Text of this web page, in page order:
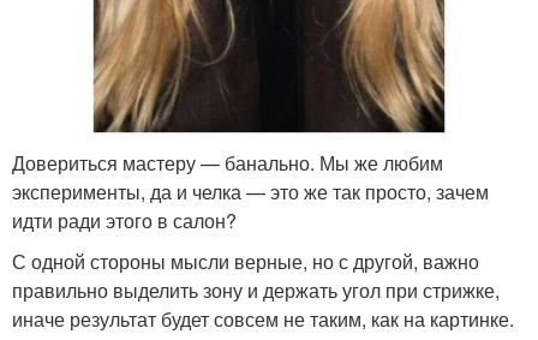
Довериться мастеру — банально. Мы же любим
эксперименты, да и челка — это же так просто, зачем
идти ради этого в салон?
С одной стороны мысли верные, но с другой, важно
правильно выделить зону и держать угол при стрижке,
иначе результат будет совсем не таким, как на картинке.